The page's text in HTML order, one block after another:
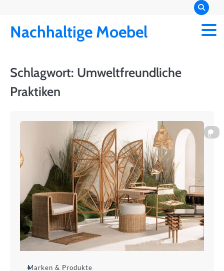
content
Nachhaltige Moebel
Schlagwort: Umweltfreundliche
Praktiken
0
Marken & Produkte